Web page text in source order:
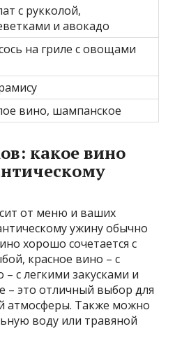
с рукколой,
и авокадо
на гриле с овощами
вино, шампанское
какое вино
от меню и ваших
ужину обычно
хорошо сочетается с
красное вино – с
с легкими закусками и
– это отличный выбор для
атмосферы. Также можно
воду или травяной